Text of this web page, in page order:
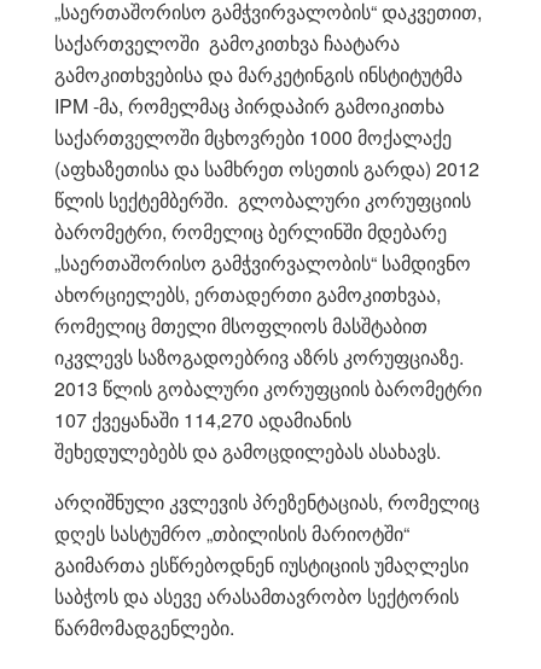
„საერთაშორისო გამჭვირვალობის“ დაკვეთით,
საქართველოში გამოკითხვა ჩაატარა
გამოკითხვებისა და მარკეტინგის ინსტიტუტმა
IPM -მა, რომელმაც პირდაპირ გამოიკითხა
საქართველოში მცხოვრები 1000 მოქალაქე
(აფხაზეთისა და სამხრეთ ოსეთის გარდა) 2012
წლის სექტემბერში. გლობალური კორუფციის
ბარომეტრი, რომელიც ბერლინში მდებარე
„საერთაშორისო გამჭვირვალობის“ სამდივნო
ახორციელებს, ერთადერთი გამოკითხვაა,
რომელიც მთელი მსოფლიოს მასშტაბით
იკვლევს საზოგადოებრივ აზრს კორუფციაზე.
2013 წლის გობალური კორუფციის ბარომეტრი
107 ქვეყანაში 114,270 ადამიანის
შეხედულებებს და გამოცდილებას ასახავს.
არღიშნული კვლევის პრეზენტაციას, რომელიც
დღეს სასტუმრო „თბილისის მარიოტში“
გაიმართა ესწრებოდნენ იუსტიციის უმაღლესი
საბჭოს და ასევე არასამთავრობო სექტორის
წარმომადგენლები.